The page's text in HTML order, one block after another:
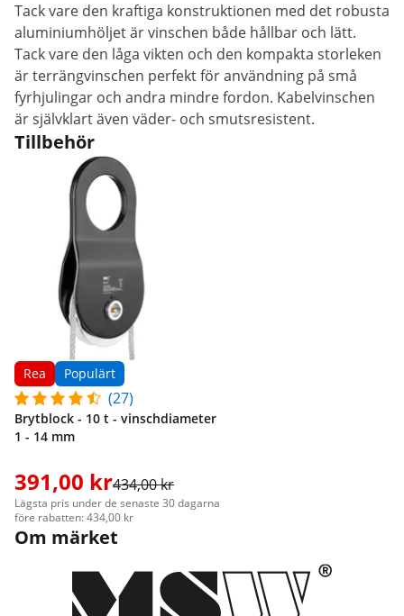
Tack vare den kraftiga konstruktionen med det robusta
aluminiumhöljet är vinschen både hållbar och lätt.
Tack vare den låga vikten och den kompakta storleken
är terrängvinschen perfekt för användning på små
fyrhjulingar och andra mindre fordon. Kabelvinschen
är självklart även väder- och smutsresistent.
Tillbehör
Rea Populärt
(27)
Brytblock - 10 t - vinschdiameter
1 - 14 mm
391,00 kr434,00 kr
Lägsta pris under de senaste 30 dagarna
före rabatten: 434,00 kr
Om märket